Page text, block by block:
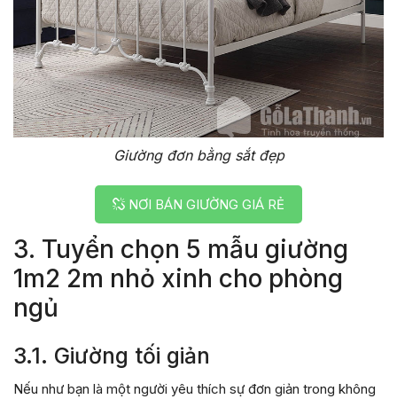
Giường đơn bằng sắt đẹp
NƠI BÁN GIƯỜNG GIÁ RẺ
3. Tuyển chọn 5 mẫu giường
1m2 2m nhỏ xinh cho phòng
ngủ
3.1. Giường tối giản
Nếu như bạn là một người yêu thích sự đơn giản trong không